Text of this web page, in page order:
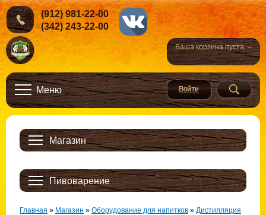
Ваша корзина пуста. –
(912) 981-22-00
(342) 243-22-00
Меню
Магазин
Пивоварение
Главная » Магазин » Оборудование для напитков » Дистилляция